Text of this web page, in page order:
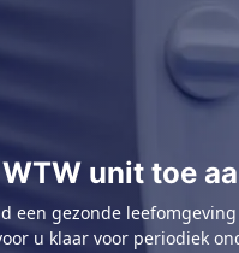
unit toe
een gezonde
u klaar voor periodiek